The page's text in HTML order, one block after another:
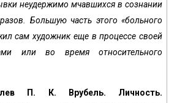
неудержимо мчавшихся в сознании
Большую часть этого «больного
сам худож­ник еще в процессе своей
или во время относительного
П. К. Врубель. Личность.